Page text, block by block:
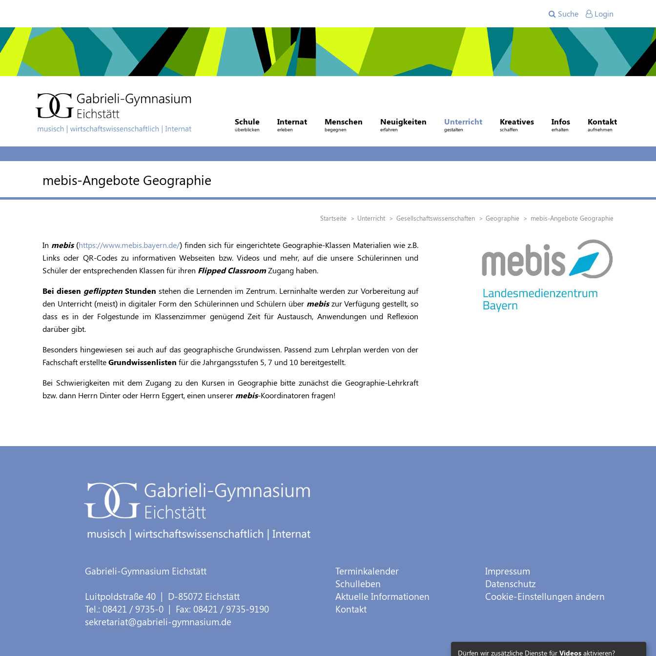
Suche Login
Schule
überblicken
Internat
erleben
Menschen
begegnen
Neuigkeiten
erfahren
Unterricht
gestalten
Kreatives
schaffen
Infos
erhalten
Kontakt
aufnehmen
mebis-Angebote Geographie
Startseite Unterricht Gesellschaftswissenschaften Geographie mebis-Angebote Geographie
In mebis(https://www.mebis.bayern.de/) finden sich für eingerichtete Geographie-Klassen Materialien wie z.B.
Links oder QR-Codes zu informativen Webseiten bzw. Videos und mehr, auf die unsere Schülerinnen und
Schüler der entsprechenden Klassen für ihren Flipped ClassroomZugang haben.
Bei diesen geflipptenStunden stehen die Lernenden im Zentrum. Lerninhalte werden zur Vorbereitung auf
den Unterricht (meist) in digitaler Form den Schülerinnen und Schülern über mebiszur Verfügung gestellt, so
dass es in der Folgestunde im Klassenzimmer genügend Zeit für Austausch, Anwendungen und Reflexion
darüber gibt.
Besonders hingewiesen sei auch auf das geographische Grundwissen. Passend zum Lehrplan werden von der
Fachschaft erstellteGrundwissenlisten für die Jahrgangsstufen 5, 7 und 10 bereitgestellt.
Bei Schwierigkeiten mit dem Zugang zu den Kursen in Geographie bitte zunächst die Geographie-Lehrkraft
bzw. dann Herrn Dinter oder Herrn Eggert, einen unserer mebis-Koordinatoren fragen!
Gabrieli-Gymnasium Eichstätt
Luitpoldstraße 40 | D-85072 Eichstätt
Tel.:08421 / 9735-0 | Fax:08421 / 9735-9190
sekretariat@gabrieli-gymnasium.de
Terminkalender
Schulleben
Aktuelle Informationen
Kontakt
Impressum
Datenschutz
Cookie-Einstellungen ändern
Dürfen wir zusätzliche Dienste für Videos aktivieren?